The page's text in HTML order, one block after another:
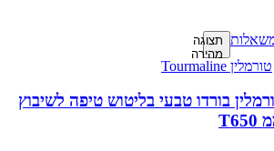
תצוגה
מהירה
טורמלין Tourmaline
טורמלין בורדו טבעי בליטוש טיפה לשיבוץ